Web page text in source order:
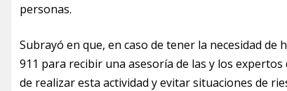
personas.
Subrayó en que, en caso de tener la necesidad
911 para recibir una asesoría de las y los
de realizar esta actividad y evitar situaciones de